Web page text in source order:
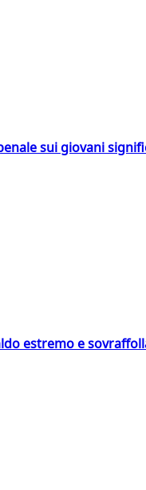
sui giovani
estremo e